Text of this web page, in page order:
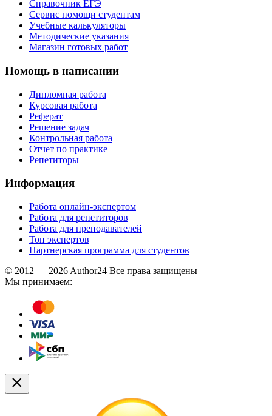
Справочник ЕГЭ
Сервис помощи студентам
Учебные калькуляторы
Методические указания
Магазин готовых работ
Помощь в написании
Дипломная работа
Курсовая работа
Реферат
Решение задач
Контрольная работа
Отчет по практике
Репетиторы
Информация
Работа онлайн-экспертом
Работа для репетиторов
Работа для преподавателей
Топ экспертов
Партнерская программа для студентов
© 2012 — 2026 Author24 Все права защищены
Мы принимаем: